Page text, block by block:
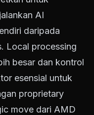
AI
daripada
Local processing
besar dan kontrol
esensial untuk
proprietary
move dari AMD